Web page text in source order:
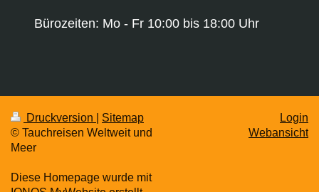
Bürozeiten: Mo - Fr 10:00 bis 18:00 Uhr
Druckversion
Sitemap
© Tauchreisen Weltweit und
Meer
Diese Homepage wurde mit
Login
Webansicht